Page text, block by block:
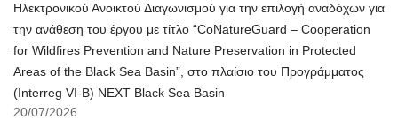
Ηλεκτρονικού Ανοικτού Διαγωνισμού για την επιλογή αναδόχων για
την ανάθεση του έργου με τίτλο “CoNatureGuard – Cooperation
for Wildfires Prevention and Nature Preservation in Protected
Areas of the Black Sea Basin”, στο πλαίσιο του Προγράμματος
(Interreg VI-B) NEXT Black Sea Basin
20/07/2026